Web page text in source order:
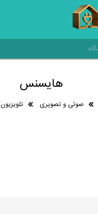
هایسنس
صوتی و تصویری تلویزیون